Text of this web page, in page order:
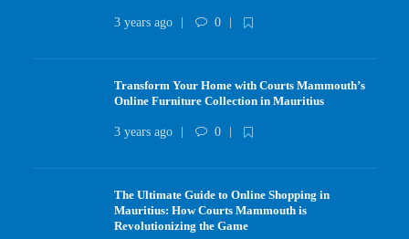
3 years ago 0
Transform Your Home with Courts Mammouth’s
Online Furniture Collection in Mauritius
3 years ago 0
The Ultimate Guide to Online Shopping in
Mauritius: How Courts Mammouth is
Revolutionizing the Game